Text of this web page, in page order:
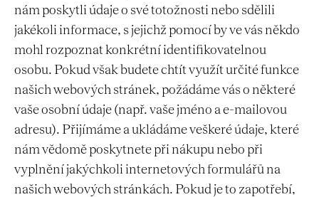
nám poskytli údaje o své totožnosti nebo sdělili
jakékoli informace, s jejichž pomocí by ve vás někdo
mohl rozpoznat konkrétní identifikovatelnou
osobu. Pokud však budete chtít využít určité funkce
našich webových stránek, požádáme vás o některé
vaše osobní údaje (např. vaše jméno a e-mailovou
adresu). Přijímáme a ukládáme veškeré údaje, které
nám vědomě poskytnete při nákupu nebo při
vyplnění jakýchkoli internetových formulářů na
našich webových stránkách. Pokud je to zapotřebí,